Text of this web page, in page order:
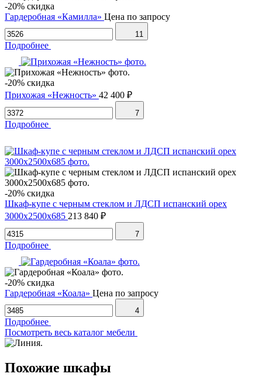
-20% скидка
Гардеробная «Камилла» Цена по запросу
11
Подробнее
-20% скидка
Прихожая «Нежность» 42 400 ₽
7
Подробнее
-20% скидка
Шкаф-купе с черным стеклом и ЛДСП испанский орех
3000х2500х685 213 840 ₽
7
Подробнее
-20% скидка
Гардеробная «Коала» Цена по запросу
4
Подробнее
Посмотреть весь каталог мебели
Похожие шкафы